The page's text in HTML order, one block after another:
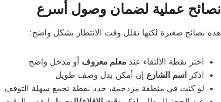
نصائح عملية لضمان وصول أسرع
هذه نصائح صغيرة لكنها تقلل وقت الانتظار بشكل واضح:
اختر نقطة الالتقاء عند معلم معروف أو مدخل واضح
اذكر
اسم الشارع إن أمكن بدل وصف طويل
لو كنت في منطقة مزدحمة، حدد نقطة تجمع سهلة التوقف